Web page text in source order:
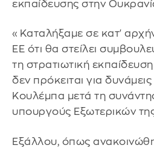
εκπαίδευσης στην
«Καταλήξαμε σε κατ'
ΕΕ ότι θα στείλει
τη στρατιωτική
δεν πρόκειται για
Κουλέμπα μετά τη
υπουργούς Εξωτερικών
Εξάλλου, όπως